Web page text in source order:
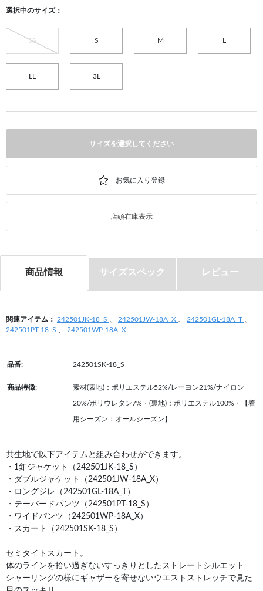
選択中のサイズ：
SS S M
3L
サイズを選択してください
店頭在庫表示
商品情報 サイズスペック レビュー
関連アイテム： 242501JK-18_S 242501JW-18A_X 242501GL-18A_T
242501PT-18_S
242501WP-18A_X
品番: 242501SK-18_S
商品特徴: 素材(表地)：ポリエステル52%/レーヨン21%/ナイロン
20%/ポリウレタン7%・(裏地)：ポリエステル100%・【着
用シーズン：オールシーズン】
共生地で以下アイテムと組み合わせができます。
・1釦ジャケット（242501JK-18_S）
・ダブルジャケット（242501JW-18A_X）
・ロングジレ（242501GL-18A_T）
・テーパードパンツ（242501PT-18_S）
・ワイドパンツ（242501WP-18A_X）
・スカート（242501SK-18_S）
セミタイトスカート。
体のラインを拾い過ぎないすっきりとしたストレートシルエット
シャーリングの様にギャザーを寄せないウエストストレッチで見た